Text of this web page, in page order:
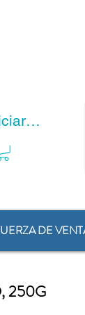
Sesión
DE
250G